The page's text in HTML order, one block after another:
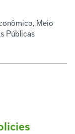
Meio
Públicas